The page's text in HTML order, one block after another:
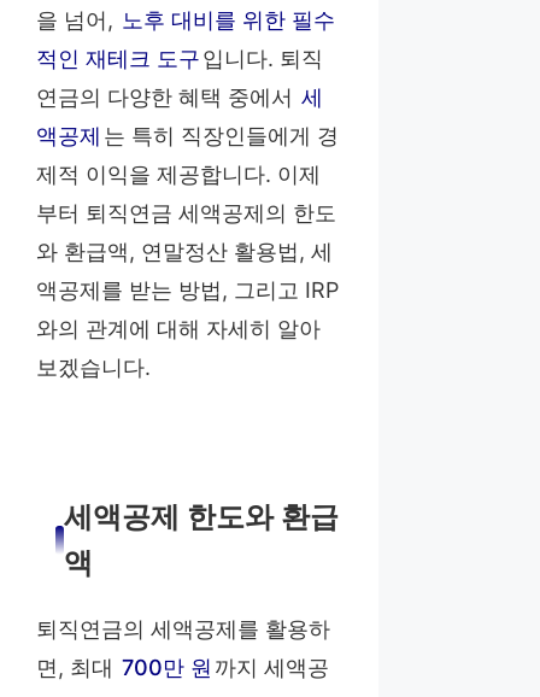
을 넘어, 노후 대비를 위한 필수
적인 재테크 도구입니다. 퇴직
연금의 다양한 혜택 중에서 세
액공제 는 특히 직장인들에게 경
제적 이익을 제공합니다. 이제
부터 퇴직연금 세액공제의 한도
와 환급액, 연말정산 활용법, 세
액공제를 받는 방법, 그리고 IRP
와의 관계에 대해 자세히 알아
보겠습니다.
세액공제 한도와 환급
액
퇴직연금의 세액공제를 활용하
면, 최대 700만 원 까지 세액공